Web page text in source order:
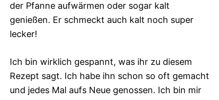
der Pfanne aufwärmen oder sogar kalt
genießen. Er schmeckt auch kalt noch super
lecker!
Ich bin wirklich gespannt, was ihr zu diesem
Rezept sagt. Ich habe ihn schon so oft gemacht
und jedes Mal aufs Neue genossen. Ich bin mir